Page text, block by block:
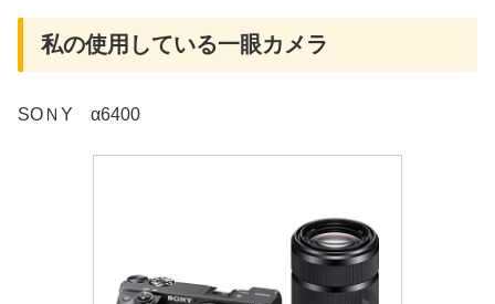
私の使用している一眼カメラ
SOＮY α6400